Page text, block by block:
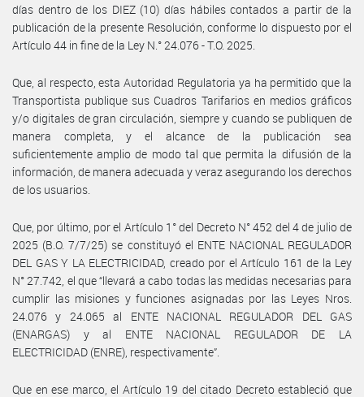
días dentro de los DIEZ (10) días hábiles contados a partir de la
publicación de la presente Resolución, conforme lo dispuesto por el
Artículo 44 in fine de la Ley N.° 24.076 - T.O. 2025.
Que, al respecto, esta Autoridad Regulatoria ya ha permitido que la
Transportista publique sus Cuadros Tarifarios en medios gráficos
y/o digitales de gran circulación, siempre y cuando se publiquen de
manera completa, y el alcance de la publicación sea
suficientemente amplio de modo tal que permita la difusión de la
información, de manera adecuada y veraz asegurando los derechos
de los usuarios.
Que, por último, por el Artículo 1° del Decreto N° 452 del 4 de julio de
2025 (B.O. 7/7/25) se constituyó el ENTE NACIONAL REGULADOR
DEL GAS Y LA ELECTRICIDAD, creado por el Artículo 161 de la Ley
N° 27.742, el que “llevará a cabo todas las medidas necesarias para
cumplir las misiones y funciones asignadas por las Leyes Nros.
24.076 y 24.065 al ENTE NACIONAL REGULADOR DEL GAS
(ENARGAS) y al ENTE NACIONAL REGULADOR DE LA
ELECTRICIDAD (ENRE), respectivamente”.
Que en ese marco, el Artículo 19 del citado Decreto estableció que